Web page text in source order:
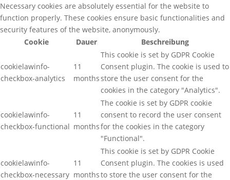
Necessary cookies are absolutely essential for the website to
function properly. These cookies ensure basic functionalities and
security features of the website, anonymously.
Cookie
Dauer Beschreibung
cookielawinfo-
checkbox-analytics
11
months
This cookie is set by GDPR Cookie
Consent plugin. The cookie is used to
store the user consent for the
cookies in the category "Analytics".
cookielawinfo-
checkbox-functional
11
months
The cookie is set by GDPR cookie
consent to record the user consent
for the cookies in the category
"Functional".
cookielawinfo-
checkbox-necessary
11
months
This cookie is set by GDPR Cookie
Consent plugin. The cookies is used
to store the user consent for the